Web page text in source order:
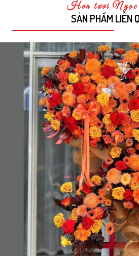
Hoa tươi
SẢN PHẨM LIÊN